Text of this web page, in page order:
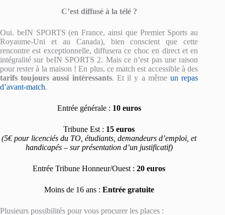
C’est diffusé à la télé ?
Oui. beIN SPORTS (en France, ainsi que Premier Sports au
Royaume-Uni et au Canada), bien conscient que cette
rencontre est exceptionnelle, diffusera ce choc en direct et en
intégralité sur beIN SPORTS 2. Mais ce n’est pas une raison
pour rester à la maison ! En plus, ce match est accessible à des
tarifs toujours aussi intéressants. Et il y a mêmeun repas
d’avant-match.
Entrée générale : 10 euros
Tribune Est : 15 euros
(5€ pour licenciés du TO, étudiants, demandeurs d’emploi, et
handicapés – sur présentation d’un justificatif)
Entrée Tribune Honneur/Ouest :20 euros
Moins de 16 ans : Entrée gratuite
Plusieurs possibilités pour vous procurer les places :